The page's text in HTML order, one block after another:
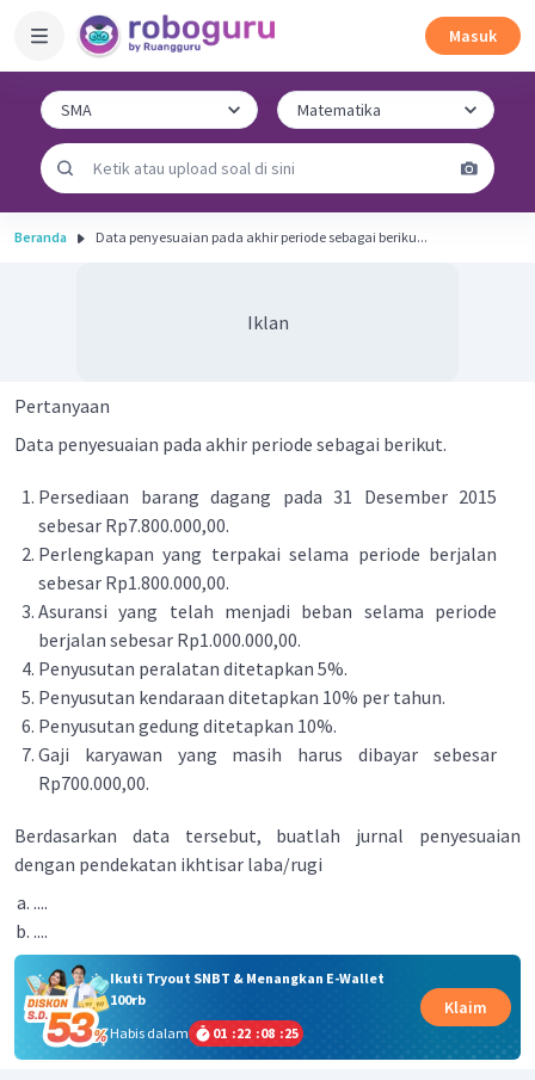
Masuk
Beranda Data penyesuaian pada akhir periode sebagai beriku...
Iklan
Pertanyaan
Data penyesuaian pada akhir periode sebagai berikut.
Persediaan barang dagang pada 31 Desember 2015
sebesar Rp7.800.000,00.
Perlengkapan yang terpakai selama periode berjalan
sebesar Rp1.800.000,00.
Asuransi yang telah menjadi beban selama periode
berjalan sebesar Rp1.000.000,00.
Penyusutan peralatan ditetapkan 5%.
Penyusutan kendaraan ditetapkan 10% per tahun.
Penyusutan gedung ditetapkan 10%.
Gaji karyawan yang masih harus dibayar sebesar
Rp700.000,00.
Berdasarkan data tersebut, buatlah jurnal penyesuaian
dengan pendekatan ikhtisar laba/rugi
....
....
Ikuti Tryout SNBT & Menangkan E-Wallet
100rb
Habis dalam
01 :22 :08 :24
Klaim